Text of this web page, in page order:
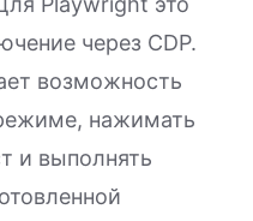
через CDP.
возможность
нажимать
и выполнять